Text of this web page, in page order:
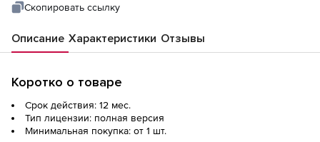
Скопировать ссылку
Описание Характеристики Отзывы
Коротко о товаре
Срок действия: 12 мес.
Тип лицензии: полная версия
Минимальная покупка: от 1 шт.